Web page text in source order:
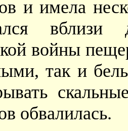
и имела
войны
так и
обвалилась.